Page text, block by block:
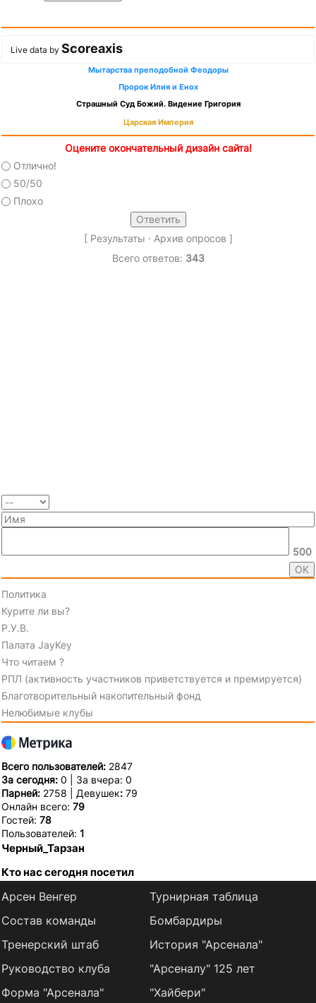
Live data by Scoreaxis
Мытарства преподобной Феодоры
Пророк Илия и Енох
Страшный Суд Божий. Видение Григория
Царская Империя
Оцените окончательный дизайн сайта!
Отлично!
50/50
Плохо
[ Результаты · Архив опросов ]
Всего ответов: 343
500
Политика
Курите ли вы?
Р.У.В.
Палата JayKey
Что читаем ?
РПЛ (активность участников приветствуется и премируется)
Благотворительный накопительный фонд
Нелюбимые клубы
Всего пользователей: 2847
За сегодня: 0 | За вчера: 0
Парней: 2758 | Девушек: 79
Онлайн всего: 79
Гостей: 78
Пользователей: 1
Черный_Тарзан
Кто нас сегодня посетил
Арсен Венгер
Состав команды
Тренерский штаб
Руководство клуба
Форма "Арсенала"
Турнирная таблица
Бомбардиры
История "Арсенала"
"Арсеналу" 125 лет
"Хайбери"